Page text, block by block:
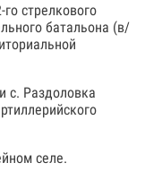
стрелкового
батальона (в/
с. Раздоловка
селе.